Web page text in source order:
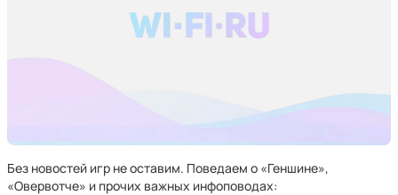
Без новостей игр не оставим. Поведаем о «Геншине»,
«Овервотче» и прочих важных инфоповодах: